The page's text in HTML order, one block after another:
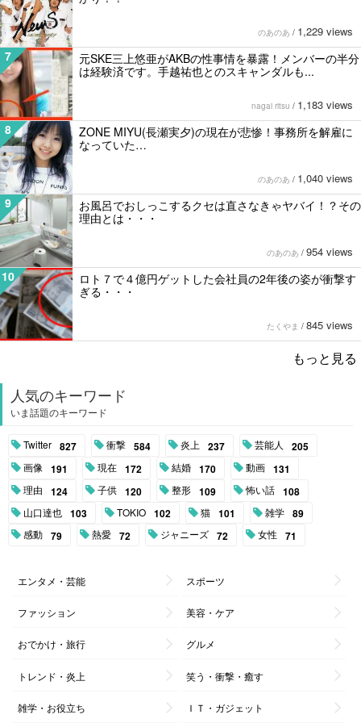
のあのあ / 1,229 views
7
元SKE三上悠亜がAKBの性事情を暴露！メンバーの半分
は経験済です。手越祐也とのスキャンダルも...
nagai ritsu / 1,183 views
8
ZONE MIYU(長瀬実夕)の現在が悲惨！事務所を解雇に
なっていた…
のあのあ / 1,040 views
9
お風呂でおしっこするクセは直さなきゃヤバイ！？その
理由とは・・・
のあのあ / 954 views
10
ロト７で４億円ゲットした会社員の2年後の姿が衝撃す
ぎる・・・
たくやま / 845 views
もっと見る
人気のキーワード
いま話題のキーワード
Twitter 827 衝撃 584 炎上 237 芸能人 205
画像 191 現在 172 結婚 170 動画 131
理由 124 子供 120 整形 109 怖い話 108
山口達也 103 TOKIO 102 猫 101 雑学 89
感動 79 熱愛 72 ジャニーズ 72 女性 71
エンタメ・芸能 スポーツ
ファッション 美容・ケア
おでかけ・旅行 グルメ
トレンド・炎上 笑う・衝撃・癒す
雑学・お役立ち ＩＴ・ガジェット